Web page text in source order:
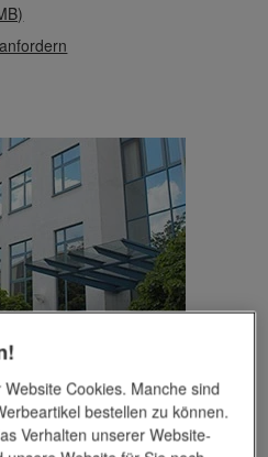
und im Werbeartikel-Markt.
Kunden tagtäglich zugute,
Werbedruckund
Cookies. Manche sind
bestellen zu können.
Verhalten unserer Website-